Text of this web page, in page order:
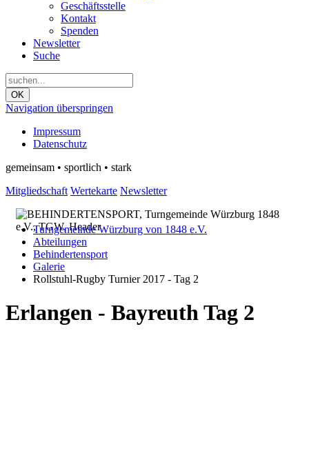
Geschäftsstelle
Kontakt
Spenden
Newsletter
Suche
OK
Navigation überspringen
Impressum
Datenschutz
gemeinsam • sportlich • stark
Mitgliedschaft Wertekarte Newsletter
Turngemeinde Würzburg von 1848 e.V.
Abteilungen
Behindertensport
Galerie
Rollstuhl-Rugby Turnier 2017 - Tag 2
Erlangen - Bayreuth Tag 2